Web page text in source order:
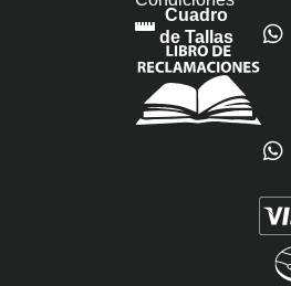
Cuadro
de Tallas